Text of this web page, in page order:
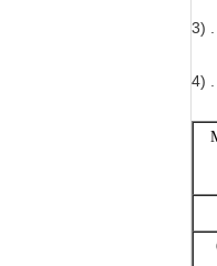
3) .
4) .